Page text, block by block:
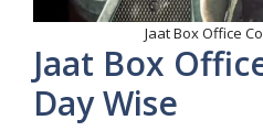
Jaat Box Office
Jaat Box
Day Wise